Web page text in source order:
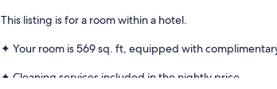
This listing is for a room within a hotel.
✦ Your room is 569 sq. ft, equipped with
✦ Cleaning services included in the nightly price.